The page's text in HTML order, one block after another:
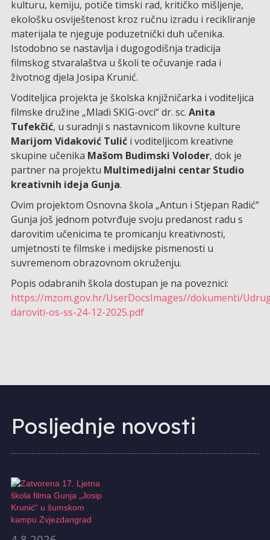
kulturu, kemiju, potiče timski rad, kritičko mišljenje,
ekološku osviještenost kroz ručnu izradu i recikliranje
materijala te njeguje poduzetnički duh učenika.
Istodobno se nastavlja i dugogodišnja tradicija
filmskog stvaralaštva u školi te očuvanje rada i
životnog djela Josipa Krunić.
Voditeljica projekta je školska knjižničarka i voditeljica
filmske družine „Mladi SKIG-ovci“ dr. sc. Anita
Tufekčić, u suradnji s nastavnicom likovne kulture
Marijom Vidaković Tulići voditeljicom kreativne
skupine učenika Mašom Budimski Voloder, dok je
partner na projektu Multimedijalni centar Studio
kreativnih ideja Gunja.
Ovim projektom Osnovna škola „Antun i Stjepan Radić“
Gunja još jednom potvrđuje svoju predanost radu s
darovitim učenicima te promicanju kreativnosti,
umjetnosti te filmske i medijske pismenosti u
suvremenom obrazovnom okruženju.
Popis odabranih škola dostupan je na poveznici:
https://mzom.gov.hr/UserDocsImages//dokumenti/
daroviti-os-ss-24-12-2025.pdf
Posljednje novosti